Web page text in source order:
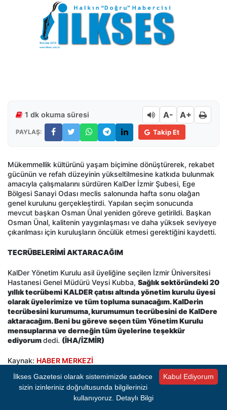
1 dk okuma süresi A- A+
PAYLAŞ: Takip Et
Mükemmellik kültürünü yaşam biçimine dönüştürerek, rekabet
gücünün ve refah düzeyinin yükseltilmesine katkıda bulunmak
amacıyla çalışmalarını sürdüren KalDer İzmir Şubesi, Ege
Bölgesi Sanayi Odası meclis salonunda hafta sonu olağan
genel kurulunu gerçekleştirdi. Yapılan seçim sonucunda
mevcut başkan Osman Ünal yeniden göreve getirildi. Başkan
Osman Ünal, kalitenin yaygınlaşması ve daha yüksek seviyeye
çıkarılması için kuruluşların öncülük etmesi gerektiğini kaydetti.
TECRÜBELERİMİ AKTARACAĞIM
KalDer Yönetim Kurulu asil üyeliğine seçilen İzmir Üniversitesi
Hastanesi Genel Müdürü Veysi Kubba, Sağlık sektöründeki 20
yıllık tecrübemi KALDER çatısı altında yönetim kurulu üyesi
olarak üyelerimize ve tüm topluma sunacağım. KalDerin
tecrübesini kurumuma, kurumumun tecrübesini de KalDere
aktaracağım. Beni bu göreve seçen tüm Yönetim Kurulu
mensuplarına ve derneğin tüm üyelerine teşekkür
ediyorumdedi. (İHA/İZMİR)
Kaynak: HABER MERKEZİ
İlkses Gazetesi'nden sıcak gelişmeleri anında
öğrenmek için Google Haberler'de bizi takip edin!
Kabul Ediyorum
İlkses Gazetesi olarak sistemimizde sadece
sizin izinleriniz doğrultusunda bilgilerinizi
kullanıyoruz. Detaylı Bilgi